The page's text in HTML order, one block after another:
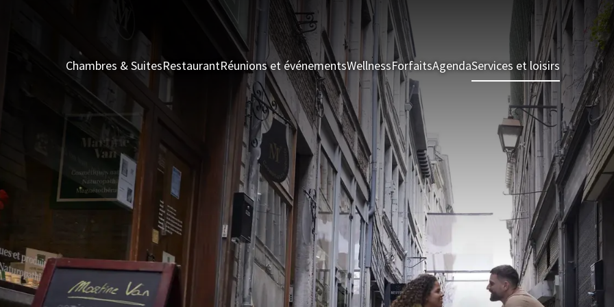
Chambres & SuitesRestaurantRéunions et événementsWellnessForfaitsAgendaServices et loisirs